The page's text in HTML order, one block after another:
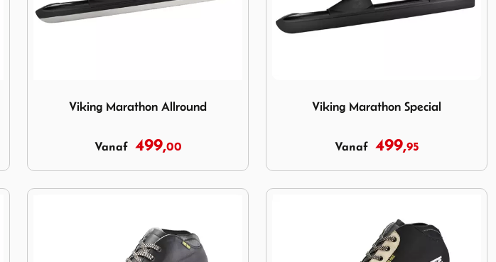
Viking Marathon Allround
Vanaf 499,00
Viking Marathon Special
Vanaf 499,95